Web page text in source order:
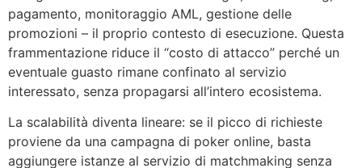
pagamento, monitoraggio AML, gestione delle
promozioni – il proprio contesto di esecuzione. Questa
frammentazione riduce il “costo di attacco” perché un
eventuale guasto rimane confinato al servizio
interessato, senza propagarsi all’intero ecosistema.
La scalabilità diventa lineare: se il picco di richieste
proviene da una campagna di poker online, basta
aggiungere istanze al servizio di matchmaking senza